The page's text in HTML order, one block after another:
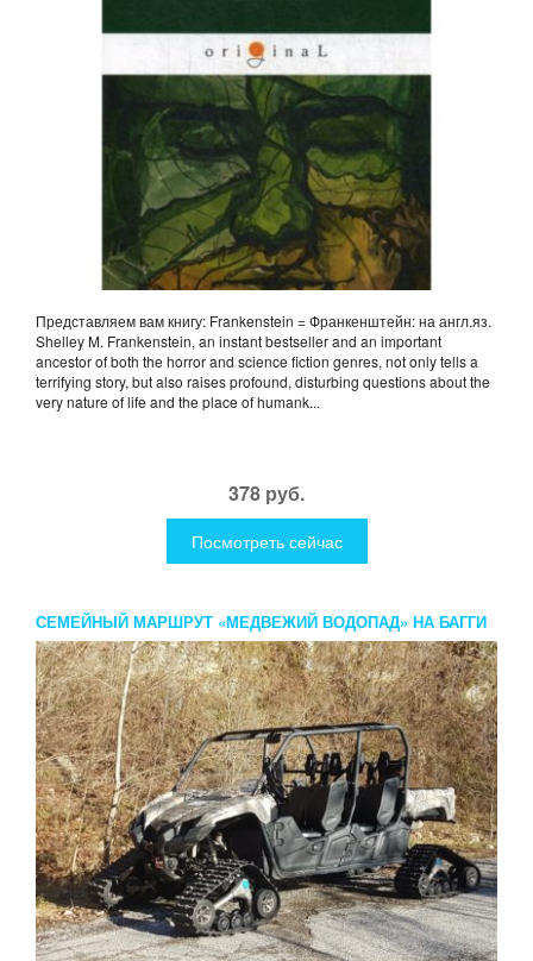
Представляем вам книгу: Frankenstein = Франкенштейн: на англ.яз.
Shelley M. Frankenstein, an instant bestseller and an important
ancestor of both the horror and science fiction genres, not only tells a
terrifying story, but also raises profound, disturbing questions about the
very nature of life and the place of humank...
378 руб.
Посмотреть сейчас
СЕМЕЙНЫЙ МАРШРУТ «МЕДВЕЖИЙ ВОДОПАД» НА БАГГИ